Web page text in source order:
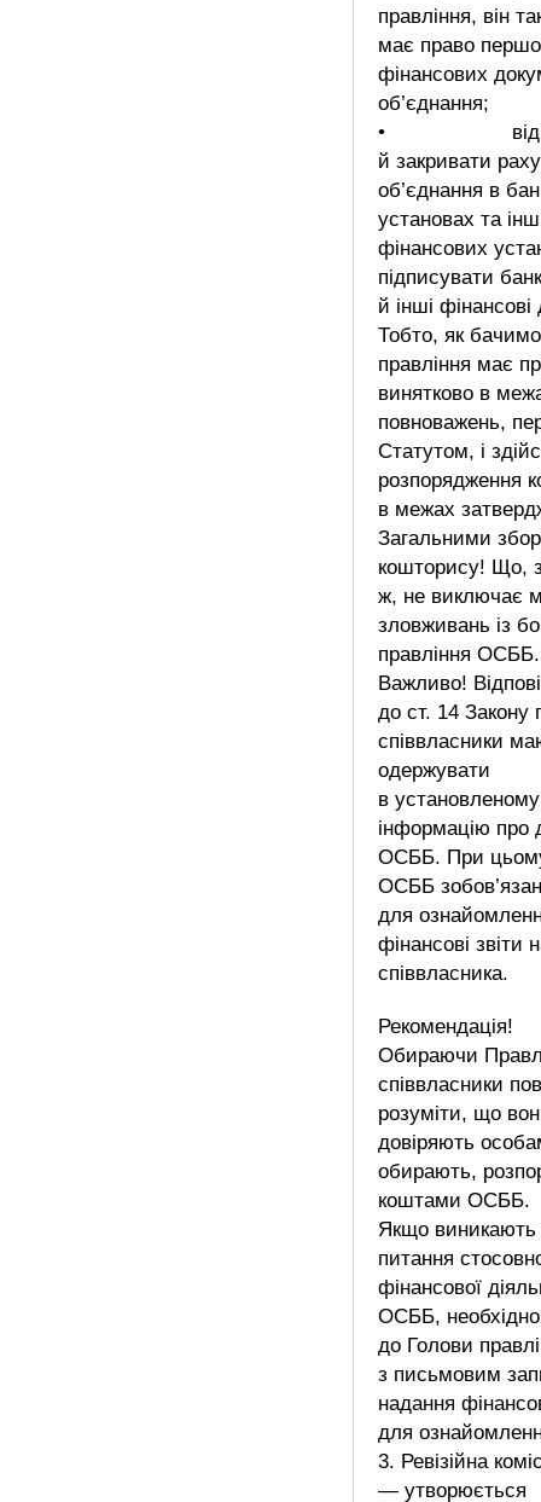
правління, він
має право
фінансових
об’єднання;
•
й закривати
об’єднання в
установах та
фінансових
підписувати
й інші
Тобто, як
правління має
винятково в
повноважень,
Статутом, і
розпорядження
в межах
Загальними
кошторису! Що,
ж, не виключає
зловживань із
правління ОСББ.
Важливо!
до ст. 14
співвласники
одержувати
в
інформацію про
ОСББ. При
ОСББ
для
фінансові звіти
співвласника.
Рекомендація!
Обираючи
співвласники
розуміти, що
довіряють
обирають,
коштами ОСББ.
Якщо виникають
питання
фінансової
ОСББ,
до Голови
з письмовим
надання
для
3. Ревізійна
— утворюється